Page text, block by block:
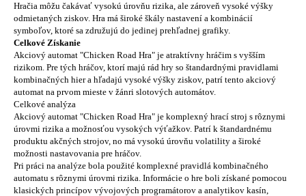
Hračia môžu čakávať vysokú úrovňu rizika, ale zároveň vysoké výšky
odmietaných ziskov. Hra má široké škály nastavení a kombinácií
symboľov, ktoré sa združujú do jedinej prehľadnej grafiky.
Celkové Získanie
Akciový automat "Chicken Road Hra" je atraktívny hráčim s vyšším
rizikom. Pre tých hráčov, ktorí majú rád hry so štandardnými pravidlami
kombinačných hier a hľadajú vysoké výšky ziskov, patrí tento akciový
automat na prvom mieste v žánri slotových automátov.
Celkové analýza
Akciový automat "Chicken Road Hra" je komplexný hrací stroj s rôznymi
úrovmi rizika a možnosťou vysokých výťažkov. Patrí k štandardnému
produktu akčných strojov, no má vysokú úrovňu volatility a široké
možnosti nastavovania pre hráčov.
Pri práci na analýze bola použité komplexné pravidlá kombinačného
automatu s rôznymi úrovmi rizika. Informácie o hre boli získané pomocou
klasických princípov vývojových programátorov a analytikov kasín,